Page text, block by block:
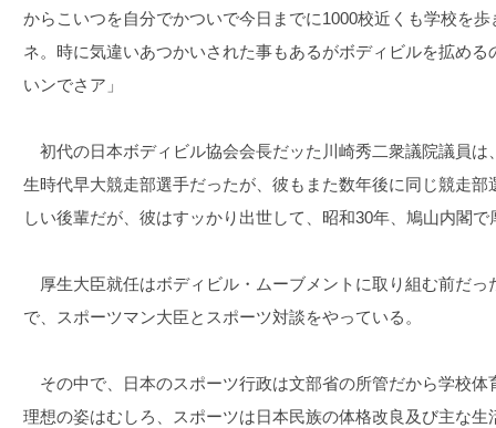
からこいつを自分でかついで今日までに1000校近くも学校を
ネ。時に気違いあつかいされた事もあるがボディビルを拡め
いンでさア」
初代の日本ボディビル協会会長だッた川崎秀二衆議院議員は
生時代早大競走部選手だったが、彼もまた数年後に同じ競走
しい後輩だが、彼はすッかり出世して、昭和30年、鳩山内閣
厚生大臣就任はボディビル・ムーブメントに取り組む前だっ
で、スポーツマン大臣とスポーツ対談をやっている。
その中で、日本のスポーツ行政は文部省の所管だから学校体
理想の姿はむしろ、スポーツは日本民族の体格改良及び主な